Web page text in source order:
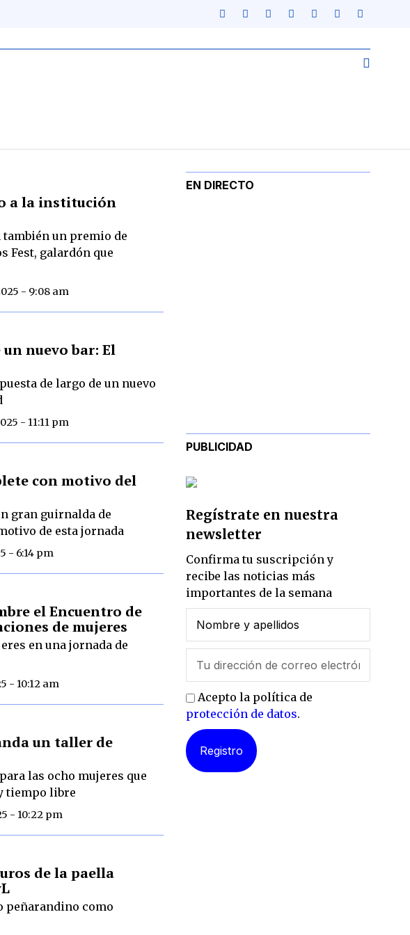
a la institución
un premio de
Fest, galardón que
- 9:08 am
nuevo bar: El
de largo de un nuevo
- 11:11 pm
con motivo del
gran guirnalda de
de esta jornada
- 6:14 pm
el Encuentro de
de mujeres
en una jornada de
- 10:12 am
un taller de
las ocho mujeres que
tiempo libre
- 10:22 pm
de la paella
peñarandino como
EN DIRECTO
PUBLICIDAD
Regístrate en nuestra
newsletter
Confirma tu suscripción y
recibe las noticias más
importantes de la semana
Acepto la política de
protección de datos.